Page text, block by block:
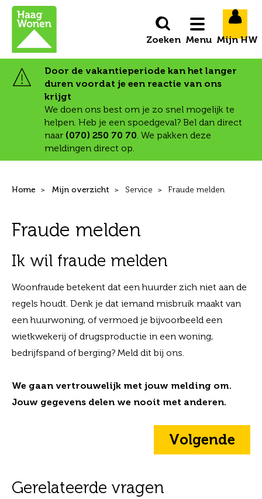
Naar hoofdinhoud
Naar hoofdnavigatiemenu
Naar zoeken
Naar de homepage
Ga naar Hoofd
Menu
Door de vakantieperiode kan het langer
duren voordat je een reactie van ons
krijgt
We doen ons best om je zo snel mogelijk te
helpen. Heb je een spoedgeval? Bel dan direct
naar (070) 250 70 70. We pakken deze
meldingen direct op.
Home Mijn overzicht Service Fraude melden
Fraude melden
Ik wil fraude melden
Woonfraude betekent dat een huurder zich niet aan de
regels houdt. Denk je dat iemand misbruik maakt van
een huurwoning, of vermoed je bijvoorbeeld een
wietkwekerij of drugsproductie in een woning,
bedrijfspand of berging? Meld dit bij ons.
We gaan vertrouwelijk met jouw melding om.
Jouw gegevens delen we nooit met anderen.
Volgende
Gerelateerde vragen